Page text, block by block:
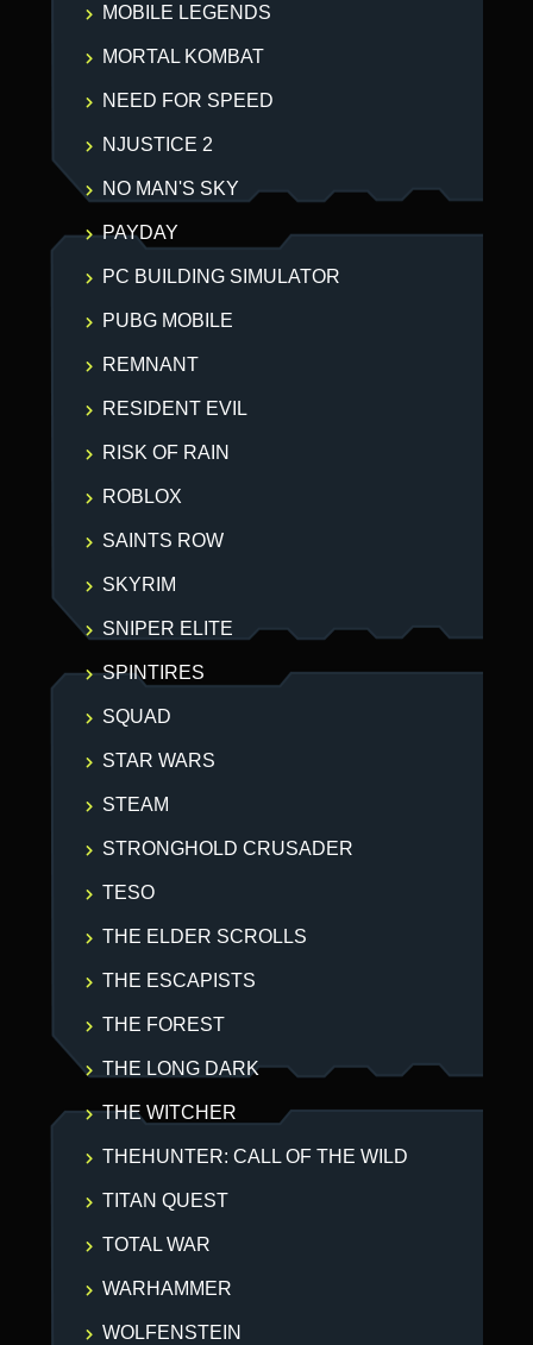
MOBILE LEGENDS
MORTAL KOMBAT
NEED FOR SPEED
NJUSTICE 2
NO MAN'S SKY
PAYDAY
PC BUILDING SIMULATOR
PUBG MOBILE
REMNANT
RESIDENT EVIL
RISK OF RAIN
ROBLOX
SAINTS ROW
SKYRIM
SNIPER ELITE
SPINTIRES
SQUAD
STAR WARS
STEAM
STRONGHOLD CRUSADER
TESO
THE ELDER SCROLLS
THE ESCAPISTS
THE FOREST
THE LONG DARK
THE WITCHER
THEHUNTER: CALL OF THE WILD
TITAN QUEST
TOTAL WAR
WARHAMMER
WOLFENSTEIN